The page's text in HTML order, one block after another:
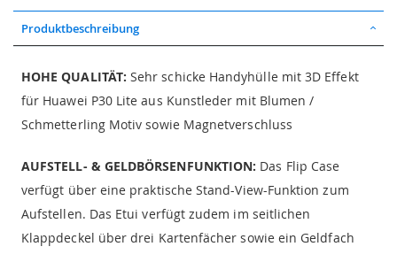
Produktbeschreibung
HOHE QUALITÄT: Sehr schicke Handyhülle mit 3D Effekt
für Huawei P30 Lite aus Kunstleder mit Blumen /
Schmetterling Motiv sowie Magnetverschluss
AUFSTELL- & GELDBÖRSENFUNKTION: Das Flip Case
verfügt über eine praktische Stand-View-Funktion zum
Aufstellen. Das Etui verfügt zudem im seitlichen
Klappdeckel über drei Kartenfächer sowie ein Geldfach